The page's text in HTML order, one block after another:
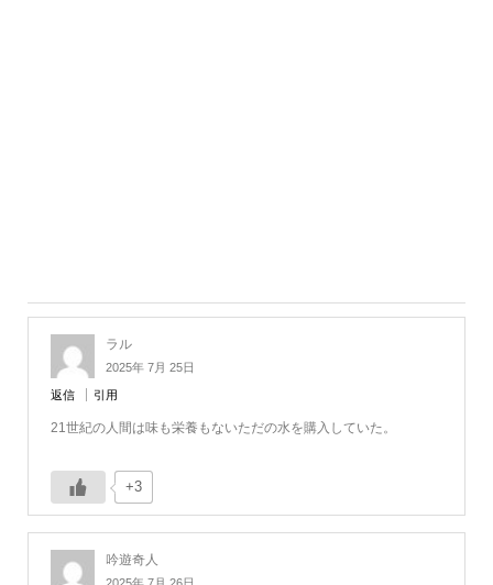
ラル
2025年 7月 25日
返信 引用
21世紀の人間は味も栄養もないただの水を購入していた。
+3
吟遊奇人